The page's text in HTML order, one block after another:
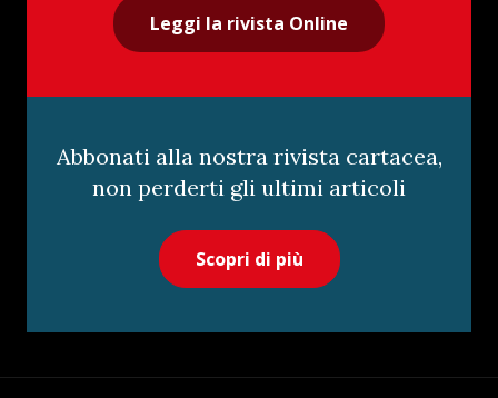
Leggi la rivista Online
Abbonati alla nostra rivista cartacea,
non perderti gli ultimi articoli
Scopri di più